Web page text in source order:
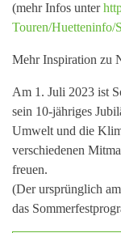
(mehr Infos unter
Touren/Huetteninfo/
Mehr Inspiration zu
Am 1. Juli 2023 ist
sein 10-jähriges
Umwelt und die
verschiedenen
freuen.
(Der ursprünglich
das